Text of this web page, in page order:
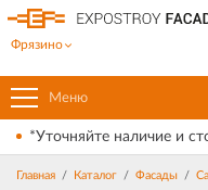
Меню
Фрязино
*Уточняйте наличие и
Главная Каталог Фасады